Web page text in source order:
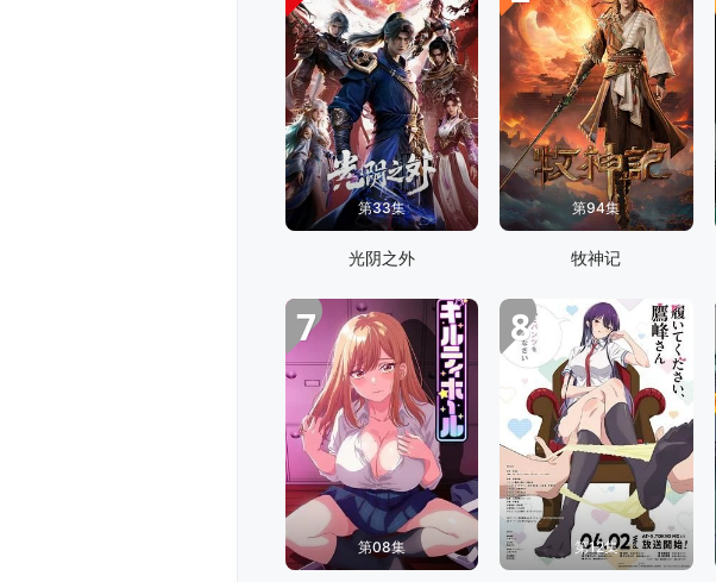
第33集
光阴之外
第94集
牧神记
7
第08集
8
第12集